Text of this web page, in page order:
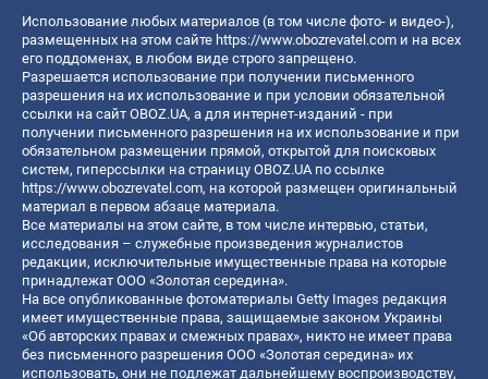
Использование любых материалов (в том числе фото- и видео-),
размещенных на этом сайте https://www.obozrevatel.com и на всех
его поддоменах, в любом виде строго запрещено.
Разрешается использование при получении письменного
разрешения на их использование и при условии обязательной
ссылки на сайт OBOZ.UA, а для интернет-изданий - при
получении письменного разрешения на их использование и при
обязательном размещении прямой, открытой для поисковых
систем, гиперссылки на страницу OBOZ.UA по ссылке
https://www.obozrevatel.com, на которой размещен оригинальный
материал в первом абзаце материала.
Все материалы на этом сайте, в том числе интервью, статьи,
исследования – служебные произведения журналистов
редакции, исключительные имущественные права на которые
принадлежат ООО «Золотая середина».
На все опубликованные фотоматериалы Getty Images редакция
имеет имущественные права, защищаемые законом Украины
«Об авторских правах и смежных правах», никто не имеет права
без письменного разрешения ООО «Золотая середина» их
использовать, они не подлежат дальнейшему воспроизводству,